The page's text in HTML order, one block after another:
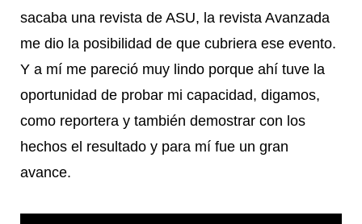
sacaba una revista de ASU, la revista Avanzada
me dio la posibilidad de que cubriera ese evento.
Y a mí me pareció muy lindo porque ahí tuve la
oportunidad de probar mi capacidad, digamos,
como reportera y también demostrar con los
hechos el resultado y para mí fue un gran
avance.